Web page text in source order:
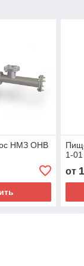
НМЗ ОНВ
1-01
от